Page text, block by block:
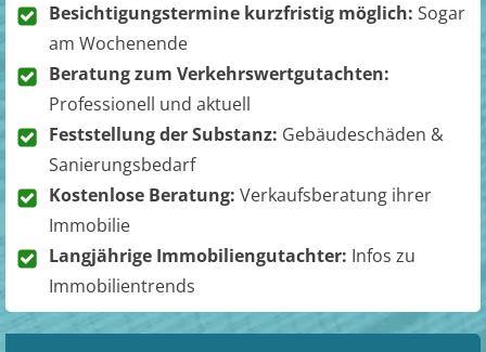
Besichtigungstermine kurzfristig möglich: Sogar
am Wochenende
Beratung zum Verkehrswertgutachten:
Professionell und aktuell
Feststellung der Substanz: Gebäudeschäden &
Sanierungsbedarf
Kostenlose Beratung: Verkaufsberatung ihrer
Immobilie
Langjährige Immobiliengutachter: Infos zu
Immobilientrends